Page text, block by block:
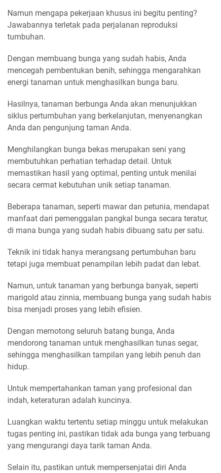
Namun mengapa pekerjaan khusus ini begitu penting?
Jawabannya terletak pada perjalanan reproduksi
tumbuhan.
Dengan membuang bunga yang sudah habis, Anda
mencegah pembentukan benih, sehingga mengarahkan
energi tanaman untuk menghasilkan bunga baru.
Hasilnya, tanaman berbunga Anda akan menunjukkan
siklus pertumbuhan yang berkelanjutan, menyenangkan
Anda dan pengunjung taman Anda.
Menghilangkan bunga bekas merupakan seni yang
membutuhkan perhatian terhadap detail. Untuk
memastikan hasil yang optimal, penting untuk menilai
secara cermat kebutuhan unik setiap tanaman.
Beberapa tanaman, seperti mawar dan petunia, mendapat
manfaat dari pemenggalan pangkal bunga secara teratur,
di mana bunga yang sudah habis dibuang satu per satu.
Teknik ini tidak hanya merangsang pertumbuhan baru
tetapi juga membuat penampilan lebih padat dan lebat.
Namun, untuk tanaman yang berbunga banyak, seperti
marigold atau zinnia, membuang bunga yang sudah habis
bisa menjadi proses yang lebih efisien.
Dengan memotong seluruh batang bunga, Anda
mendorong tanaman untuk menghasilkan tunas segar,
sehingga menghasilkan tampilan yang lebih penuh dan
hidup.
Untuk mempertahankan taman yang profesional dan
indah, keteraturan adalah kuncinya.
Luangkan waktu tertentu setiap minggu untuk melakukan
tugas penting ini, pastikan tidak ada bunga yang terbuang
yang mengurangi daya tarik taman Anda.
Selain itu, pastikan untuk mempersenjatai diri Anda